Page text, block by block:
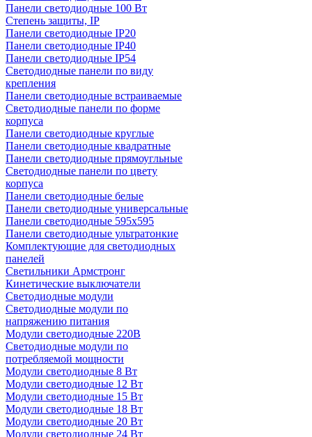
Панели светодиодные 100 Вт
Степень защиты, IP
Панели светодиодные IP20
Панели светодиодные IP40
Панели светодиодные IP54
Светодиодные панели по виду
крепления
Панели светодиодные встраиваемые
Светодиодные панели по форме
корпуса
Панели светодиодные круглые
Панели светодиодные квадратные
Панели светодиодные прямоугльные
Светодиодные панели по цвету
корпуса
Панели светодиодные белые
Панели светодиодные универсальные
Панели светодиодные 595х595
Панели светодиодные ультратонкие
Комплектующие для светодиодных
панелей
Светильники Армстронг
Кинетические выключатели
Светодиодные модули
Светодиодные модули по
напряжению питания
Модули светодиодные 220В
Светодиодные модули по
потребляемой мощности
Модули светодиодные 8 Вт
Модули светодиодные 12 Вт
Модули светодиодные 15 Вт
Модули светодиодные 18 Вт
Модули светодиодные 20 Вт
Модули светодиодные 24 Вт